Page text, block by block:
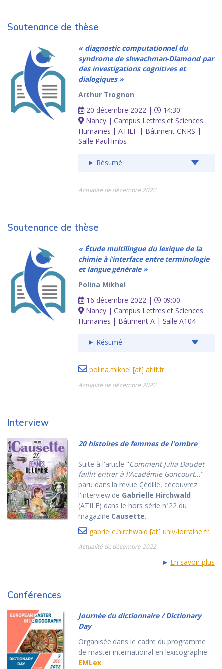
Soutenance de thèse
« diagnostic computationnel du
syndrome de shwachman-Diamond par
des investigations cognitives et
dialogiques »
Arthur Trognon
20 décembre 2022 |
14:30
Nancy | Campus Lettres et Sciences
Humaines | ATILF | Bâtiment CNRS |
Salle Paul Imbs
Résumé
Actualité de décembre 2022
Soutenance de thèse
« Étude multilingue du lexique de la
chimie à l’interface entre terminologie
et langue générale »
Polina Mikhel
16 décembre 2022 |
09:00
Nancy | Campus Lettres et Sciences
Humaines | Bâtiment A | Salle A104
Résumé
polina.mikhel [at] atilf.fr
Actualité de décembre 2022
Interview
20 histoires de femmes de l'ombre
Suite à l'article "Comment Julia Daudet
faillit entrer à l'Académie Goncourt..."
paru dans la revue Çédille, découvrez
l'interview de Gabrielle Hirchwald
(ATILF) dans le hors série n°22 du
magazine Causette.
gabrielle.hirchwald [at] univ-lorraine.fr
Actualité de décembre 2022
► En savoir plus
Conférences
Journée du dictionnaire / Dictionary
Day
Organisée dans le cadre du programme
de master international en lexicographie
EMLex.